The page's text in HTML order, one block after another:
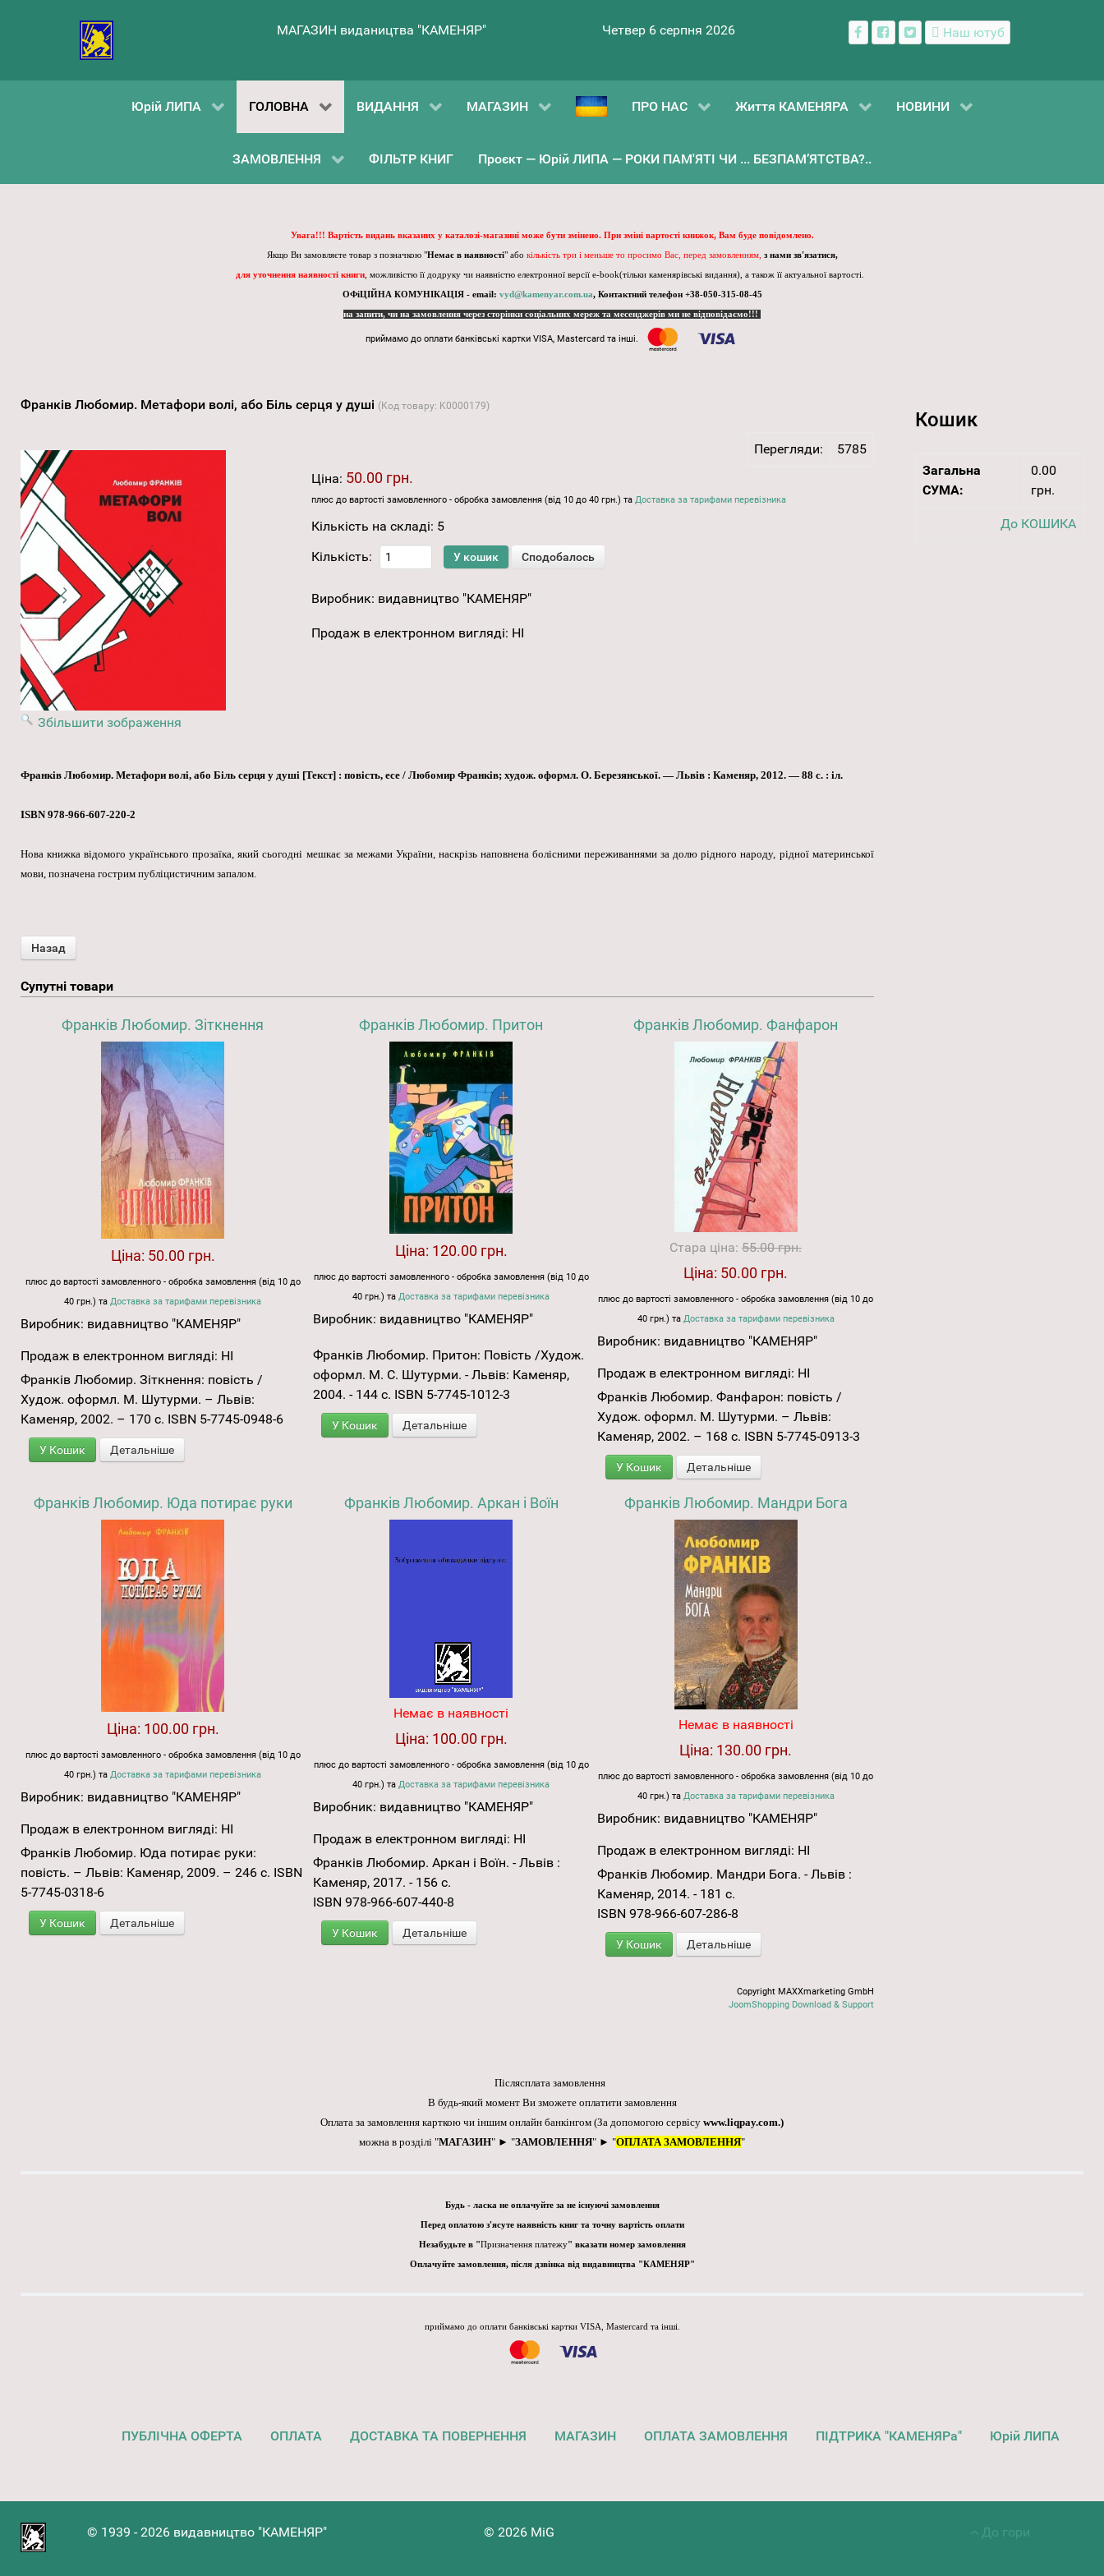
МАГАЗИН видаництва "КАМЕНЯР" Четвер 6 серпня 2026 Наш ютуб
Юрій ЛИПА ГОЛОВНА ВИДАННЯ МАГАЗИН ПРО НАС Життя КАМЕНЯРА НОВИНИ
ЗАМОВЛЕННЯ ФІЛЬТР КНИГ Проєкт — Юрій ЛИПА — РОКИ ПАМ'ЯТІ ЧИ ... БЕЗПАМ’ЯТСТВА?..
Увага!!! Вартість видань вказаних у каталозі-магазині може бути змінено. При зміні вартості книжок, Вам буде повідомлено.
Якщо Ви замовляєте товар з позначкою "Немає в наявності" або кількість три і меньше то просимо Вас, перед замовленням, з нами зв'язатися,
для уточнення наявності книги, можливістю її додруку чи наявністю електронної версії e-book(тільки каменярівські видання), а також її актуальної вартості.
ОФіЦІЙНА КОМУНІКАЦІЯ - email: vyd@kamenyar.com.ua, Контактний телефон +38-050-315-08-45
на запити, чи на замовлення через сторінки соціальних мереж та месенджерів ми не відповідаємо!!!
приймамо до оплати банківські картки VISA, Mastercard та інші.
Франків Любомир. Метафори волі, або Біль серця у душі (Код товару: K0000179)
Перегляди: 5785
Збільшити зображення
Ціна: 50.00 грн.
плюс до вартості замовленного - обробка замовлення (від 10 до 40 грн.) та Доставка за тарифами перевізника
Кількість на складі: 5
Кількість:
Виробник: видавництво "КАМЕНЯР"
Продаж в електронном вигляді: НІ
Франків Любомир. Метафори волі, або Біль серця у душі [Текст] : повість, есе / Любомир Франків; худож. оформл. О. Березянської. — Львів : Каменяр, 2012. — 88 с. : іл.
ISBN 978-966-607-220-2
Нова книжка відомого українського прозаїка, який сьогодні мешкає за межами України, наскрізь наповнена болісними переживаннями за долю рідного народу, рідної материнської
мови, позначена гострим публіцистичним запалом.
Супутні товари
Франків Любомир. Зіткнення
Ціна: 50.00 грн.
плюс до вартості замовленного - обробка замовлення (від 10 до
40 грн.) таДоставка за тарифами перевізника
Виробник: видавництво "КАМЕНЯР"
Продаж в електронном вигляді: НІ
Франків Любомир. Зіткнення: повість /
Худож. оформл. М. Шутурми. – Львів:
Каменяр, 2002. – 170 с. ISBN 5-7745-0948-6
У Кошик Детальніше
Франків Любомир. Притон
Ціна: 120.00 грн.
плюс до вартості замовленного - обробка замовлення (від 10 до
40 грн.) таДоставка за тарифами перевізника
Виробник: видавництво "КАМЕНЯР"
Франків Любомир. Притон: Повість /Худож.
оформл. М. С. Шутурми. - Львів: Каменяр,
2004. - 144 с. ISBN 5-7745-1012-3
У Кошик Детальніше
Франків Любомир. Фанфарон
Стара ціна: 55.00 грн.
Ціна: 50.00 грн.
плюс до вартості замовленного - обробка замовлення (від 10 до
40 грн.) та Доставка за тарифами перевізника
Виробник: видавництво "КАМЕНЯР"
Продаж в електронном вигляді: НІ
Франків Любомир. Фанфарон: повість /
Худож. оформл. М. Шутурми. – Львів:
Каменяр, 2002. – 168 с. ISBN 5-7745-0913-3
У Кошик Детальніше
Франків Любомир. Юда потирає руки
Ціна: 100.00 грн.
плюс до вартості замовленного - обробка замовлення (від 10 до
40 грн.) таДоставка за тарифами перевізника
Виробник: видавництво "КАМЕНЯР"
Продаж в електронном вигляді: НІ
Франків Любомир. Юда потирає руки:
повість. – Львів: Каменяр, 2009. – 246 с. ISBN
5-7745-0318-6
У Кошик Детальніше
Франків Любомир. Аркан і Воїн
Немає в наявності
Ціна: 100.00 грн.
плюс до вартості замовленного - обробка замовлення (від 10 до
40 грн.) таДоставка за тарифами перевізника
Виробник: видавництво "КАМЕНЯР"
Продаж в електронном вигляді: НІ
Франків Любомир. Аркан і Воїн. - Львів :
Каменяр, 2017. - 156 с.
ISBN 978-966-607-440-8
У Кошик Детальніше
Франків Любомир. Мандри Бога
Немає в наявності
Ціна: 130.00 грн.
плюс до вартості замовленного - обробка замовлення (від 10 до
40 грн.) та Доставка за тарифами перевізника
Виробник: видавництво "КАМЕНЯР"
Продаж в електронном вигляді: НІ
Франків Любомир. Мандри Бога. - Львів :
Каменяр, 2014. - 181 с.
ISBN 978-966-607-286-8
У Кошик Детальніше
Copyright MAXXmarketing GmbH
JoomShopping Download & Support
Кошик
Загальна
СУМА:
0.00
грн.
До КОШИКА
Післясплата замовлення
В будь-який момент Ви зможете оплатити замовлення
Оплата за замовлення карткою чи іншим онлайн банкінгом (За допомогою сервісу www.liqpay.com.)
можна в розділі "МАГАЗИН" ► "ЗАМОВЛЕННЯ" ► "ОПЛАТА ЗАМОВЛЕННЯ"
Будь - ласка не оплачуйте за не існуючі замовлення
Перед оплатою з'ясуте наявність книг та точну вартість оплати
Незабудьте в "Призначення платежу" вказати номер замовлення
Оплачуйте замовлення, після дзвінка від видавництва "КАМЕНЯР"
приймамо до оплати банківські картки VISA, Mastercard та інші.
ПУБЛІЧНА ОФЕРТА ОПЛАТА ДОСТАВКА ТА ПОВЕРНЕННЯ МАГАЗИН ОПЛАТА ЗАМОВЛЕННЯ ПІДТРИКА "КАМЕНЯРа" Юрій ЛИПА
© 1939 - 2026 видавництво "КАМЕНЯР" © 2026 MiG До гори